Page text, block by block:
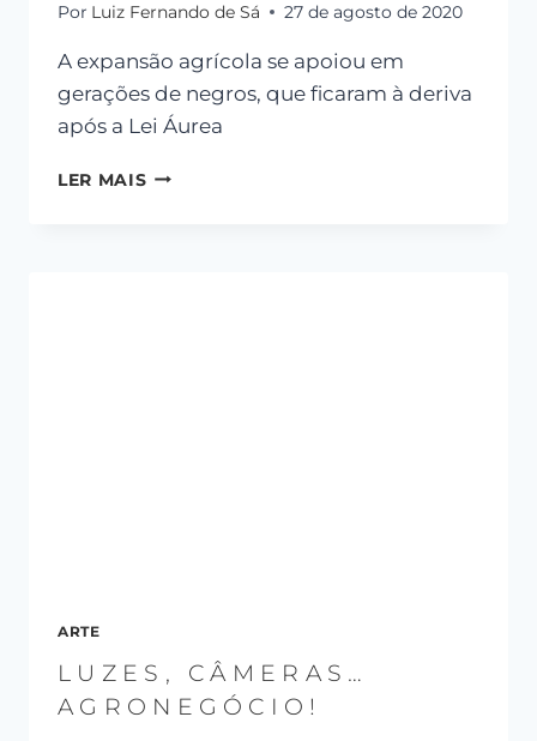
Por Luiz Fernando de Sá 27 de agosto de 2020
A expansão agrícola se apoiou em
gerações de negros, que ficaram à deriva
após a Lei Áurea
LER MAIS
ARTE
LUZES, CÂMERAS…
AGRONEGÓCIO!